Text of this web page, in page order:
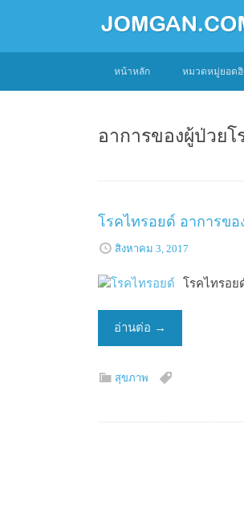
SKIP
หน้าหลัก หมวดหมู่ยอด
อาการของผู้ป่วยโ
โรคไทรอยด์ อาการข
สิงหาคม 3, 2017
โรคไทรอย
อ่านต่อ →
สุขภาพ